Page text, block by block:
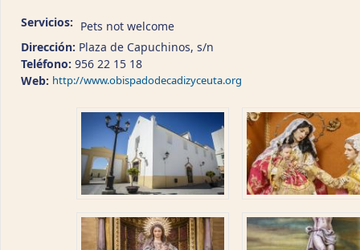
Servicios: Pets not welcome
Dirección: Plaza de Capuchinos, s/n
Teléfono: 956 22 15 18
Web: http://www.obispadodecadizyceuta.org